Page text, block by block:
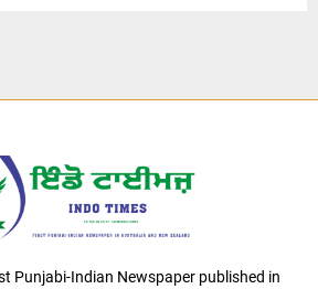
Punjabi-Indian Newspaper published in